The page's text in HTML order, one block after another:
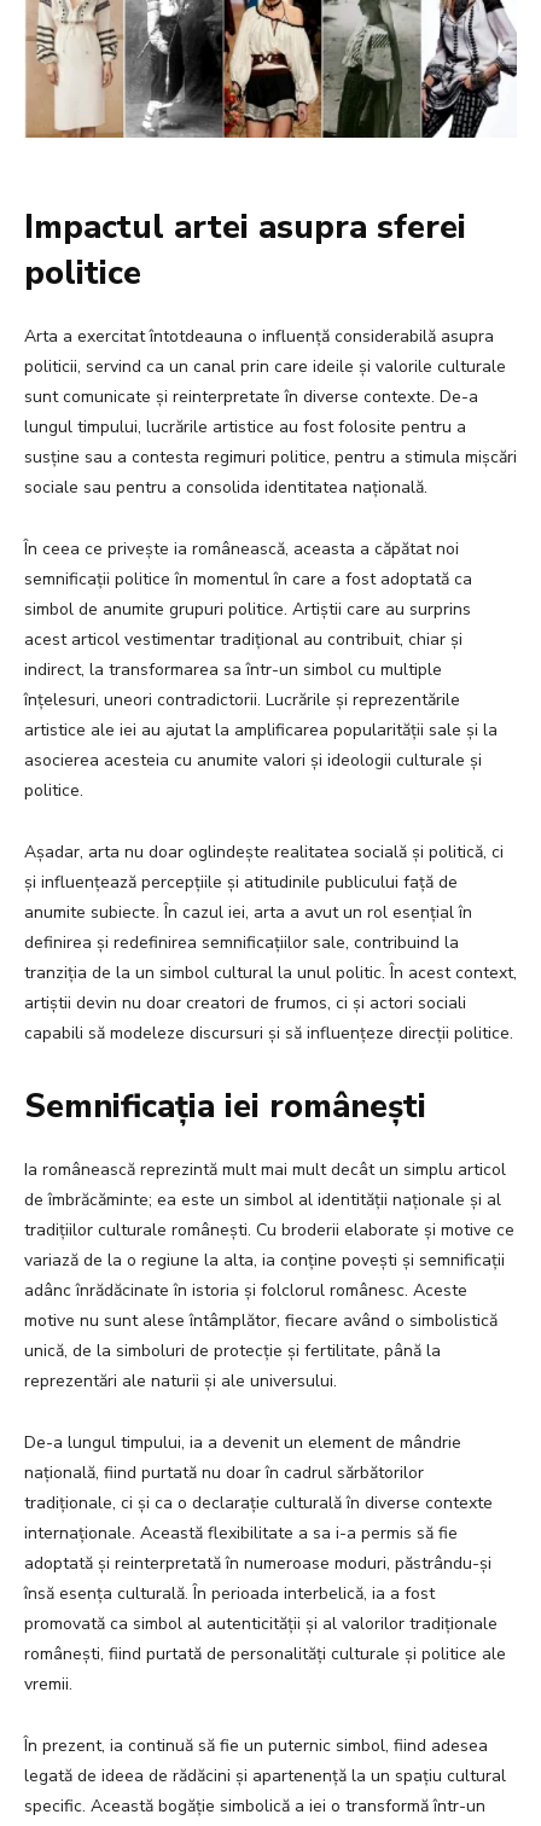
Impactul artei asupra sferei
politice
Arta a exercitat întotdeauna o influență considerabilă asupra
politicii, servind ca un canal prin care ideile și valorile culturale
sunt comunicate și reinterpretate în diverse contexte. De-a
lungul timpului, lucrările artistice au fost folosite pentru a
susține sau a contesta regimuri politice, pentru a stimula mișcări
sociale sau pentru a consolida identitatea națională.
În ceea ce privește ia românească, aceasta a căpătat noi
semnificații politice în momentul în care a fost adoptată ca
simbol de anumite grupuri politice. Artiștii care au surprins
acest articol vestimentar tradițional au contribuit, chiar și
indirect, la transformarea sa într-un simbol cu multiple
înțelesuri, uneori contradictorii. Lucrările și reprezentările
artistice ale iei au ajutat la amplificarea popularității sale și la
asocierea acesteia cu anumite valori și ideologii culturale și
politice.
Așadar, arta nu doar oglindește realitatea socială și politică, ci
și influențează percepțiile și atitudinile publicului față de
anumite subiecte. În cazul iei, arta a avut un rol esențial în
definirea și redefinirea semnificațiilor sale, contribuind la
tranziția de la un simbol cultural la unul politic. În acest context,
artiștii devin nu doar creatori de frumos, ci și actori sociali
capabili să modeleze discursuri și să influențeze direcții politice.
Semnificația iei românești
Ia românească reprezintă mult mai mult decât un simplu articol
de îmbrăcăminte; ea este un simbol al identității naționale și al
tradițiilor culturale românești. Cu broderii elaborate și motive ce
variază de la o regiune la alta, ia conține povești și semnificații
adânc înrădăcinate în istoria și folclorul românesc. Aceste
motive nu sunt alese întâmplător, fiecare având o simbolistică
unică, de la simboluri de protecție și fertilitate, până la
reprezentări ale naturii și ale universului.
De-a lungul timpului, ia a devenit un element de mândrie
națională, fiind purtată nu doar în cadrul sărbătorilor
tradiționale, ci și ca o declarație culturală în diverse contexte
internaționale. Această flexibilitate a sa i-a permis să fie
adoptată și reinterpretată în numeroase moduri, păstrându-și
însă esența culturală. În perioada interbelică, ia a fost
promovată ca simbol al autenticității și al valorilor tradiționale
românești, fiind purtată de personalități culturale și politice ale
vremii.
În prezent, ia continuă să fie un puternic simbol, fiind adesea
legată de ideea de rădăcini și apartenență la un spațiu cultural
specific. Această bogăție simbolică a iei o transformă într-un